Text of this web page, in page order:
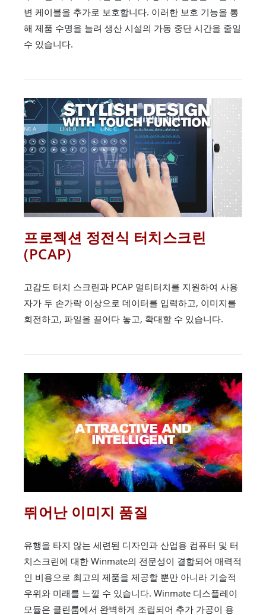
변 케이블을 추가로 보호합니다. 이러한 보호 기능을 통
해 제품 수명을 늘려 생산 시설의 가동 중단 시간을 줄일
수 있습니다.
프로젝션 정전식 터치스크린
(PCAP)
고감도 터치 스크린과 PCAP 멀티터치를 지원하여 사용
자가 두 손가락 이상으로 데이터를 입력하고, 이미지를
회전하고, 파일을 끌어다 놓고, 확대할 수 있습니다.
뛰어난 이미지 품질
유행을 타지 않는 세련된 디자인과 산업용 컴퓨터 및 터
치스크린에 대한 Winmate의 전문성이 결합되어 매력적
인 비용으로 최고의 제품을 제공할 뿐만 아니라 기술적
우위와 미래를 느낄 수 있습니다. Winmate 디스플레이
모듈은 클린룸에서 완벽하게 조립되어 추가 가공이 용